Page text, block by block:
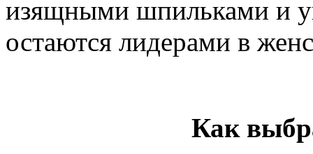
изящными шпильками и
остаются лидерами в
Как